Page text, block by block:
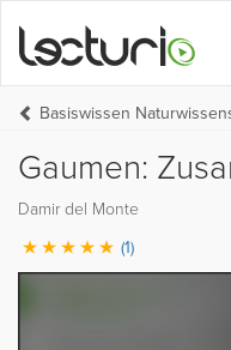
Gaumen:
Damir del Monte
(1)